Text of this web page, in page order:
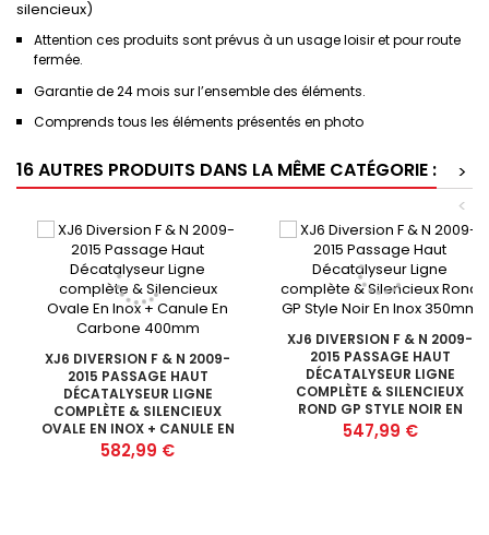
silencieux)
Attention ces produits sont prévus à un usage loisir et pour route
fermée.
Garantie de 24 mois sur l’ensemble des éléments.
Comprends tous les éléments présentés en photo
16 AUTRES PRODUITS DANS LA MÊME CATÉGORIE :
>
<
XJ6 DIVERSION F & N 2009-
2015 PASSAGE HAUT
DÉCATALYSEUR LIGNE
COMPLÈTE & SILENCIEUX
OVALE EN INOX + CANULE EN
CARBONE 400MM
Prix
582,99 €
XJ6 DIVERSION F & N 2009-
2015 PASSAGE HAUT
DÉCATALYSEUR LIGNE
COMPLÈTE & SILENCIEUX
ROND GP STYLE NOIR EN
INOX 350MM
Prix
547,99 €